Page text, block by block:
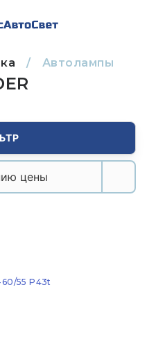
/ Автолампы
цены